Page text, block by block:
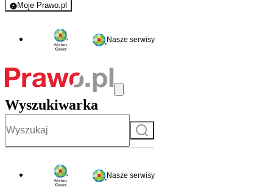
Moje Prawo.pl
- rejestracja i logowanie do serwisu
Nasze serwisy
Wyszukiwarka
Szukaj
Nasze serwisy